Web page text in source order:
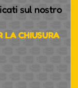
sul nostro
LA CHIUSURA